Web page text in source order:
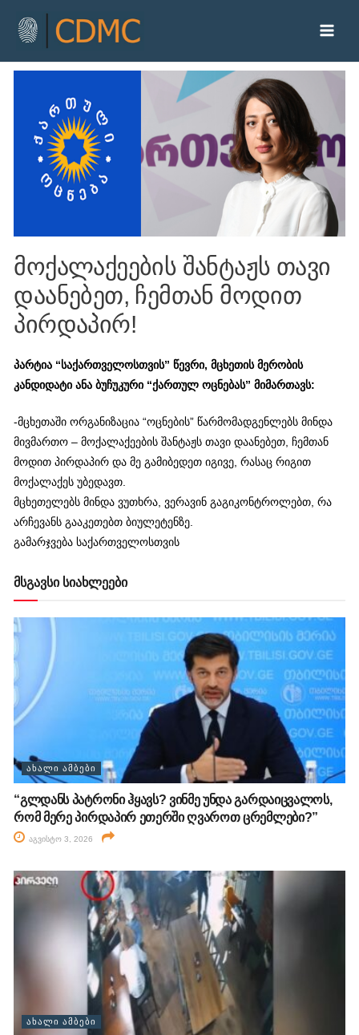
მოქალაქეების შანტაჟს თავი
დაანებეთ, ჩემთან მოდით
პირდაპირ!
პარტია “საქართველოსთვის” წევრი, მცხეთის მერობის
კანდიდატი ანა ბუჩუკური “ქართულ ოცნებას” მიმართავს:
-მცხეთაში ორგანიზაცია “ოცნების” წარმომადგენლებს მინდა
მივმართო – მოქალაქეების შანტაჟს თავი დაანებეთ, ჩემთან
მოდით პირდაპირ და მე გამიბედეთ იგივე, რასაც რიგით
მოქალაქეს უბედავთ.
მცხეთელებს მინდა ვუთხრა, ვერავინ გაგიკონტროლებთ, რა
არჩევანს გააკეთებთ ბიულეტენზე.
გამარჯვება საქართველოსთვის
მსგავსი სიახლეები
ᲐᲮᲐᲚᲘ ᲐᲛᲑᲔᲑᲘ
“გლდანს პატრონი ჰყავს? ვინმე უნდა გარდაიცვალოს,
რომ მერე პირდაპირ ეთერში ღვაროთ ცრემლები?”
აგვისტო 3, 2026
ᲐᲮᲐᲚᲘ ᲐᲛᲑᲔᲑᲘ